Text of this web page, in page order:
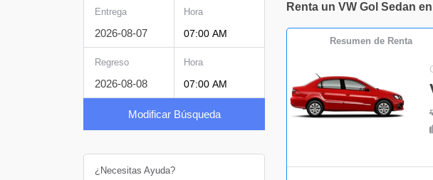
Entrega Hora
Regreso Hora
Modificar Búsqueda
¿Necesitas Ayuda?
Renta un VW Gol Sedan
Resumen de Renta